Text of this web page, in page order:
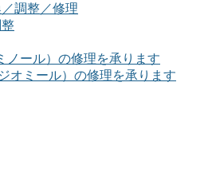
調整／修理
ノール）の修理を承ります
オミール）の修理を承ります